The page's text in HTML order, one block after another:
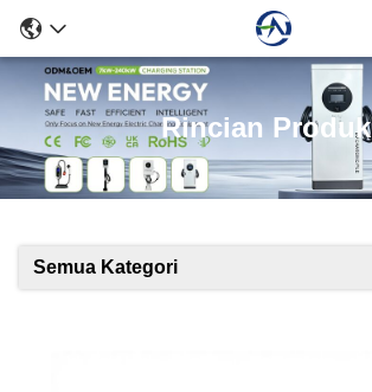
Rincian Produk
Semua Kategori